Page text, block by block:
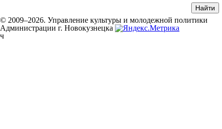
© 2009–2026. Управление культуры и молодежной политики
Администрации г. Новокузнецка
ч